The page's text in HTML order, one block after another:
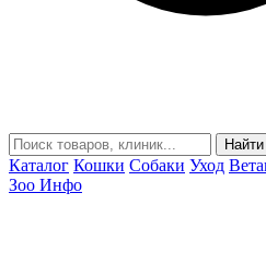
Найти
Каталог Кошки Собаки Уход
Зоо Инфо